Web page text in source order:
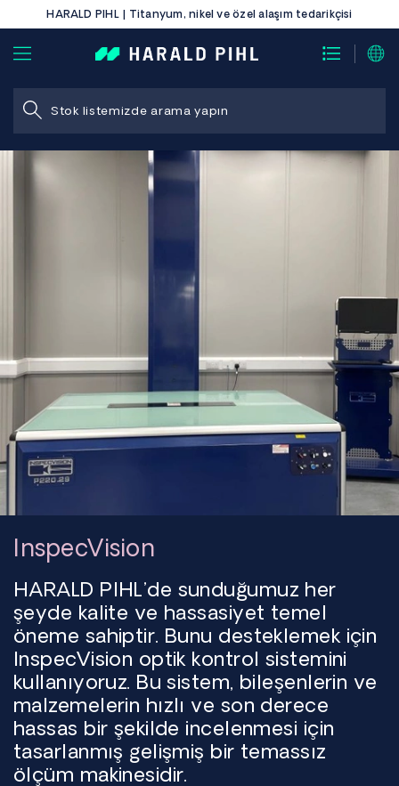
HARALD PIHL | Titanyum, nikel ve özel alaşım tedarikçisi
InspecVision
HARALD PIHL’de sunduğumuz her
şeyde kalite ve hassasiyet temel
öneme sahiptir. Bunu desteklemek için
InspecVision optik kontrol sistemini
kullanıyoruz. Bu sistem, bileşenlerin ve
malzemelerin hızlı ve son derece
hassas bir şekilde incelenmesi için
tasarlanmış gelişmiş bir temassız
ölçüm makinesidir.